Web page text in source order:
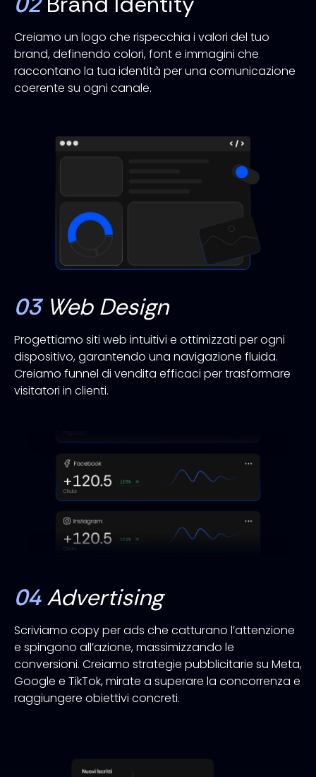
Creiamo un logo che rispecchia i valori del tuo
brand, definendo colori, font e immagini che
raccontano la tua identità per una comunicazione
coerente su ogni canale.
03 Web Design
Progettiamo siti web intuitivi e ottimizzati per ogni
dispositivo, garantendo una navigazione fluida.
Creiamo funnel di vendita efficaci per trasformare
visitatori in clienti.
04 Advertising
Scriviamo copy per ads che catturano l’attenzione
e spingono all’azione, massimizzando le
conversioni. Creiamo strategie pubblicitarie su Meta,
Google e TikTok, mirate a superare la concorrenza e
raggiungere obiettivi concreti.